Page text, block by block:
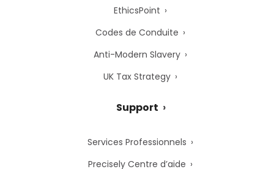
EthicsPoint
Codes de Conduite
Anti-Modern Slavery
UK Tax Strategy
Support
Services Professionnels
Precisely Centre d’aide